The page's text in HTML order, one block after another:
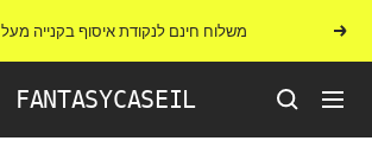
לתוכןהקודם משלוח חינם לנקודת איסוף בקנייה מעל 99₪
ניווט FANTASYCASEIL